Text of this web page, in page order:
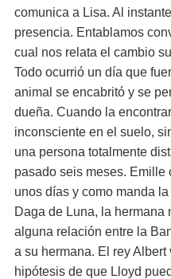
comunica a Lisa. Al
presencia. Entablamos
cual nos relata el cambio
Todo ocurrió un día que
animal se encabritó y se
dueña. Cuando la
inconsciente en el suelo,
una persona totalmente
pasado seis meses. Emille
unos días y como manda
Daga de Luna, la hermana
alguna relación entre la
a su hermana. El rey
hipótesis de que Lloyd